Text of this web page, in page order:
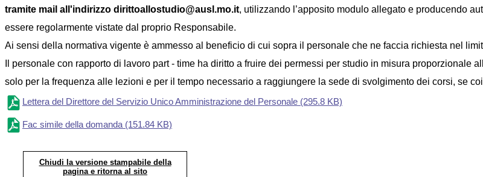
tramite mail all'indirizzo dirittoallostudio@ausl.mo.it, utilizzando l’apposito modulo allegato e producendo
essere regolarmente vistate dal proprio Responsabile.
Ai sensi della normativa vigente è ammesso al beneficio di cui sopra il personale che ne faccia richiesta nel
Il personale con rapporto di lavoro part - time ha diritto a fruire dei permessi per studio in misura
solo per la frequenza alle lezioni e per il tempo necessario a raggiungere la sede di svolgimento dei corsi, se
Lettera del Direttore del Servizio Unico Amministrazione del Personale (295.8 KB)
Fac simile della domanda (151.84 KB)
Chiudi la versione stampabile della
pagina e ritorna al sito